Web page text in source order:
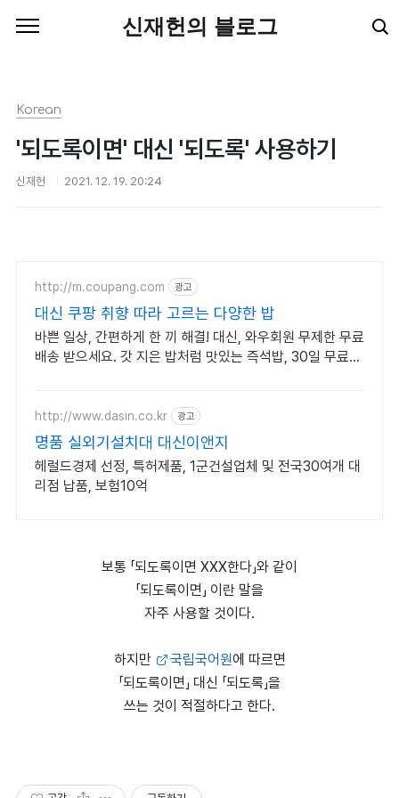
신재헌의 블로그
Korean
'되도록이면' 대신 '되도록' 사용하기
신재헌 2021. 12. 19. 20:24
http://m.coupang.com 광고
대신 쿠팡 취향 따라 고르는 다양한 밥
바쁜 일상, 간편하게 한 끼 해결! 대신, 와우회원 무제한 무료
배송 받으세요. 갓 지은 밥처럼 맛있는 즉석밥, 30일 무료
http://www.dasin.co.kr 광고
명품 실외기설치대 대신이앤지
헤럴드경제 선정, 특허제품, 1군건설업체 및 전국30여개 대
리점 납품, 보험10억
보통 「되도록이면 XXX한다」와 같이
「되도록이면」 이란 말을
자주 사용할 것이다.
하지만 국립국어원에 따르면
「되도록이면」 대신 「되도록」을
쓰는 것이 적절하다고 한다.